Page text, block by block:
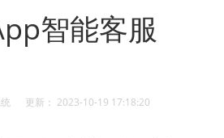
智能客服
统 更新： 2023-10-19 17:18:20